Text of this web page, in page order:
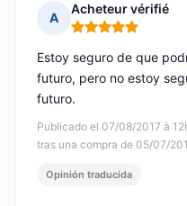
A
Acheteur vérifié
Nota: 5 de 5
Publicado el 07/08/2017 à
tras una compra de 05/07/
Estoy seguro de que
futuro, pero no estoy
futuro.
Opinión traducida